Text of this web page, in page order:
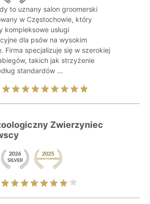
to uznany salon groomerski
w Częstochowie, który
kompleksowe usługi
dla psów na wysokim
Firma specjalizuje się w szerokiej
takich jak strzyżenie
standardów ...
Zwierzyniec